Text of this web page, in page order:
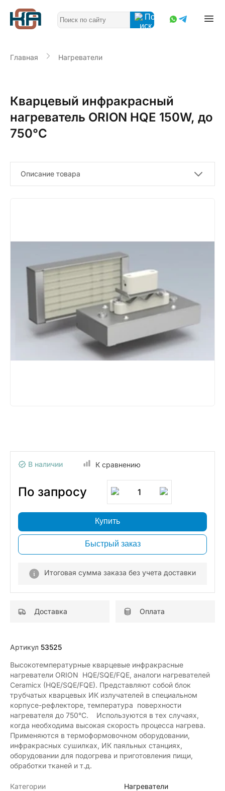
Главная Нагреватели
Кварцевый инфракрасный
нагреватель ORION HQE 150W, до
750°С
Описание товара
В наличии К сравнению
По запросу 1
Купить
Быстрый заказ
Итоговая сумма заказа без учета доставки
Доставка Оплата
Артикул 53525
Высокотемпературные кварцевые инфракрасные
нагреватели ORION HQE/SQE/FQE, аналоги нагревателей
Ceramicx (HQE/SQE/FQE). Представляют собой блок
трубчатых кварцевых ИК излучателей в специальном
корпусе-рефлекторе, температура поверхности
нагревателя до 750°C. Используются в тех случаях,
когда необходима высокая скорость процесса нагрева.
Применяются в термоформовочном оборудовании,
инфракрасных сушилках, ИК паяльных станциях,
оборудовании для подогрева и приготовления пищи,
обработки тканей и т.д.
Категории
Нагреватели